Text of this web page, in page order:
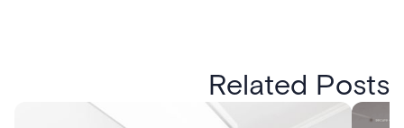
Related Posts